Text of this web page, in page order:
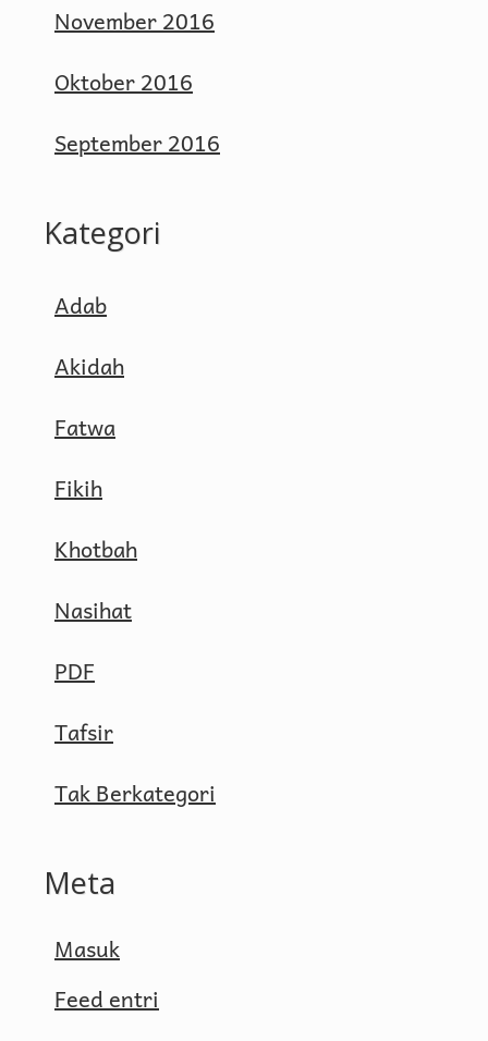
November 2016
Oktober 2016
September 2016
Kategori
Adab
Akidah
Fatwa
Fikih
Khotbah
Nasihat
PDF
Tafsir
Tak Berkategori
Meta
Masuk
Feed entri